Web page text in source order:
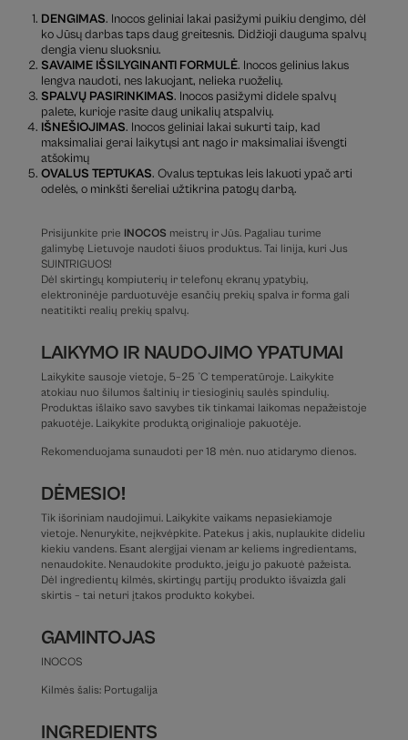
DENGIMAS. Inocos geliniai lakai pasižymi puikiu dengimo, dėl
ko Jūsų darbas taps daug greitesnis. Didžioji dauguma spalvų
dengia vienu sluoksniu.
SAVAIME IŠSILYGINANTI FORMULĖ. Inocos gelinius lakus
lengva naudoti, nes lakuojant, nelieka ruoželių.
SPALVŲ PASIRINKIMAS. Inocos pasižymi didele spalvų
palete, kurioje rasite daug unikalių atspalvių.
IŠNEŠIOJIMAS. Inocos geliniai lakai sukurti taip, kad
maksimaliai gerai laikytųsi ant nago ir maksimaliai išvengti
atšokimų
OVALUS TEPTUKAS. Ovalus teptukas leis lakuoti ypač arti
odelės, o minkšti šereliai užtikrina patogų darbą.
Prisijunkite prie INOCOS meistrų ir Jūs. Pagaliau turime
galimybę Lietuvoje naudoti šiuos produktus. Tai linija, kuri Jus
SUINTRIGUOS!
Dėl skirtingų kompiuterių ir telefonų ekranų ypatybių,
elektroninėje parduotuvėje esančių prekių spalva ir forma gali
neatitikti realių prekių spalvų.
LAIKYMO IR NAUDOJIMO YPATUMAI
Laikykite sausoje vietoje, 5–25 °C temperatūroje. Laikykite
atokiau nuo šilumos šaltinių ir tiesioginių saulės spindulių.
Produktas išlaiko savo savybes tik tinkamai laikomas nepažeistoje
pakuotėje. Laikykite produktą originalioje pakuotėje.
Rekomenduojama sunaudoti per 18 mėn. nuo atidarymo dienos.
DĖMESIO!
Tik išoriniam naudojimui. Laikykite vaikams nepasiekiamoje
vietoje. Nenurykite, neįkvėpkite. Patekus į akis, nuplaukite dideliu
kiekiu vandens. Esant alergijai vienam ar keliems ingredientams,
nenaudokite. Nenaudokite produkto, jeigu jo pakuotė pažeista.
Dėl ingredientų kilmės, skirtingų partijų produkto išvaizda gali
skirtis – tai neturi įtakos produkto kokybei.
GAMINTOJAS
INOCOS
Kilmės šalis: Portugalija
INGREDIENTS